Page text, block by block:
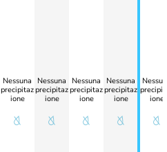
Nessuna
precipitaz
ione
Nessuna
precipitaz
ione
Nessuna
precipitaz
ione
Nessuna
precipitaz
ione
ione